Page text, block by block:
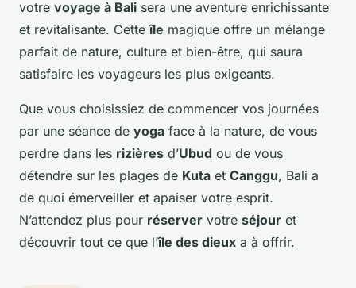
votre voyage à Bali sera une aventure enrichissante
et revitalisante. Cetteîle magique offre un mélange
parfait de nature, culture et bien-être, qui saura
satisfaire les voyageurs les plus exigeants.
Que vous choisissiez de commencer vos journées
par une séance de yoga face à la nature, de vous
perdre dans les rizières d’Ubud ou de vous
détendre sur les plages de Kuta et Canggu, Bali a
de quoi émerveiller et apaiser votre esprit.
N’attendez plus pour réserver votre séjour et
découvrir tout ce que l’île des dieux a à offrir.